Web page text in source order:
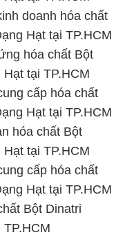
doanh hóa chất
Hạt tại TP.HCM
hóa chất Bột
tại TP.HCM
cấp hóa chất
Hạt tại TP.HCM
hóa chất Bột
tại TP.HCM
cấp hóa chất
Hạt tại TP.HCM
Bột Dinatri